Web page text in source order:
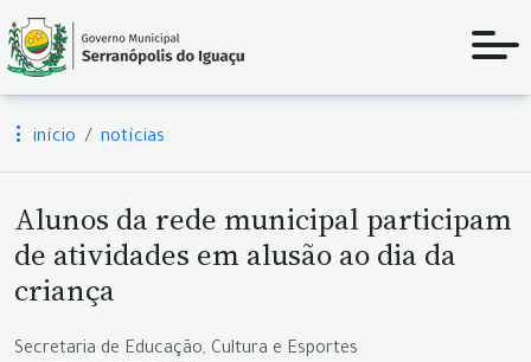
início notícias
Alunos da rede municipal participam
de atividades em alusão ao dia da
criança
Secretaria de Educação, Cultura e Esportes